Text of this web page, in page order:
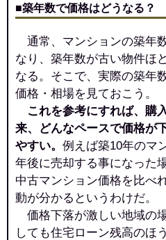
無料一括査
第2本町ハイツ
住所 北海道苫小牧市本町
交通 苫小牧駅（15分）、
相場
390万円～490
(5.2万円/㎡~6.5万円
マンション
無料一括査
青葉マンション
■築年数で価格はどうなる？
通常、マンションの築年
なり、築年数が古い物件ほ
なる。そこで、実際の築年
価格・相場を見ておこう。
これを参考にすれば、購
来、どんなペースで価格が
やすい。 例えば築10年のマ
年後に売却する事になった
中古マンション価格を比べ
動が分かるというわけだ。
価格下落が激しい地域の
しても住宅ローン残高のほ